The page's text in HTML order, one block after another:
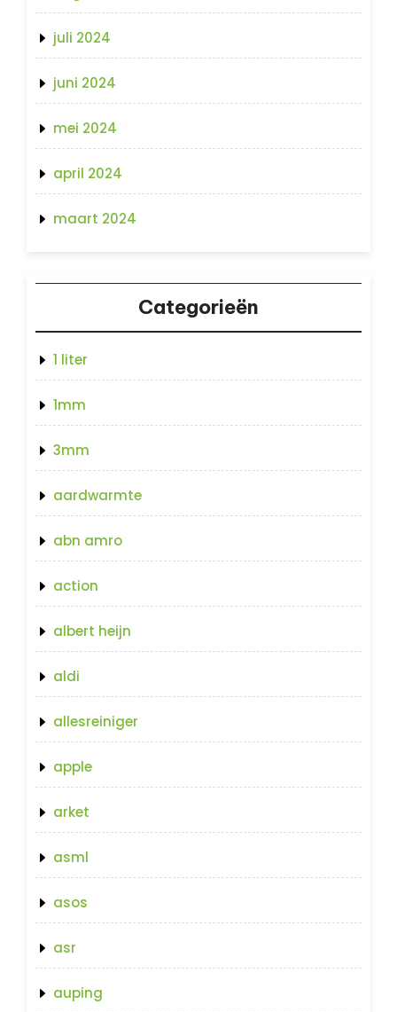
juli 2024
juni 2024
mei 2024
april 2024
maart 2024
Categorieën
1 liter
1mm
3mm
aardwarmte
abn amro
action
albert heijn
aldi
allesreiniger
apple
arket
asml
asos
asr
auping